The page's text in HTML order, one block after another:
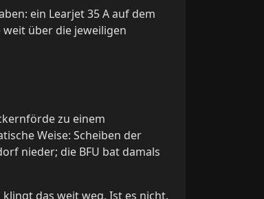
ein Learjet 35 A auf dem
über die jeweiligen
zu einem
Weise: Scheiben der
nieder; die BFU bat damals
klingt das weit weg. Ist es nicht.